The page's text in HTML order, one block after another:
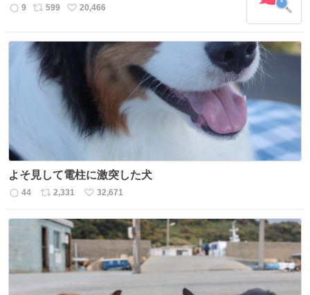
数
返
数
9
リ
ス
ト
数
599
い
ね
20,466
よそ見して電柱に激突した犬
返
数
44
リ
ス
ト
数
2,331
い
ね
数
32,671